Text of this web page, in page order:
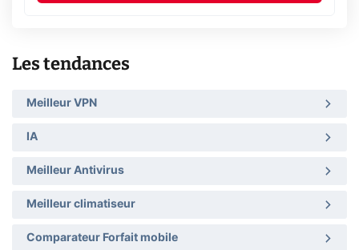
Les tendances
Meilleur VPN
IA
Meilleur Antivirus
Meilleur climatiseur
Comparateur Forfait mobile